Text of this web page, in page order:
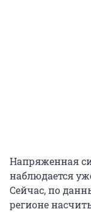
Напряженная
наблюдается
Сейчас, по
регионе